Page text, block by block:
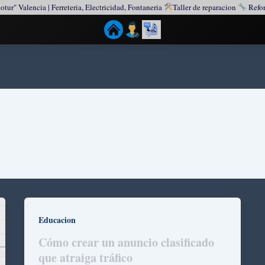
Valencia | Ferreteria, Electricidad, Fontaneria Taller de reparacion
Educacion
Cómo crear un anuncio clasificado
que atraiga tráfico